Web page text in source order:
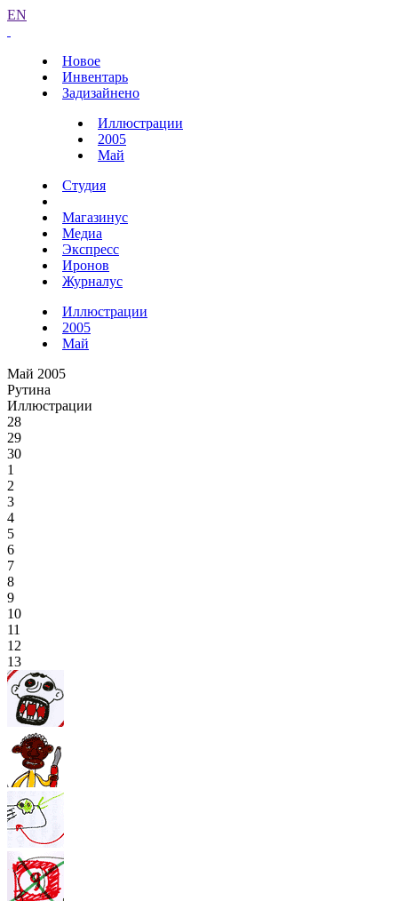
EN
Новое
Инвентарь
Задизайнено
Иллюстрации
2005
Май
Студия
Магазинус
Медиа
Экспресс
Иронов
Журналус
Иллюстрации
2005
Май
Май 2005
Рутина
Иллюстрации
28
29
30
1
2
3
4
5
6
7
8
9
10
11
12
13